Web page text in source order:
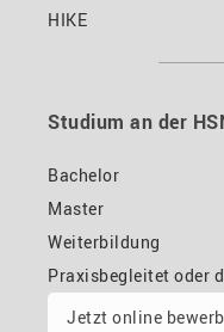
HIKE
Studium an der
Bachelor
Master
Weiterbildung
Praxisbegleitet oder
Jetzt online